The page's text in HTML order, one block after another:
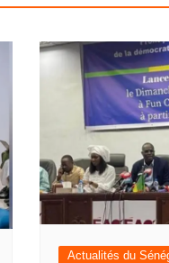
Actualités du